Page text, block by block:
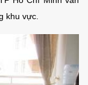
khu vực.